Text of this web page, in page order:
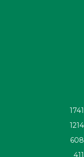
1741
1214
608
411